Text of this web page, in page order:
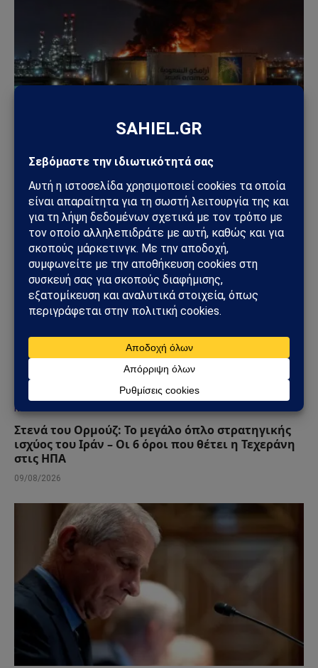
Χούθι χτύπησαν την ενεργειακή καρδιά της
Σαουδικής Αραβίας – Επίθεση με drone στο
διυλιστήριο της Aramco στην Τζαζάν
09/08/2026
ΚΌΣΜΟΣ
Στενά του Ορμούζ: Το μεγάλο όπλο στρατηγικής
ισχύος του Ιράν – Οι 6 όροι που θέτει η Τεχεράνη
στις ΗΠΑ
09/08/2026